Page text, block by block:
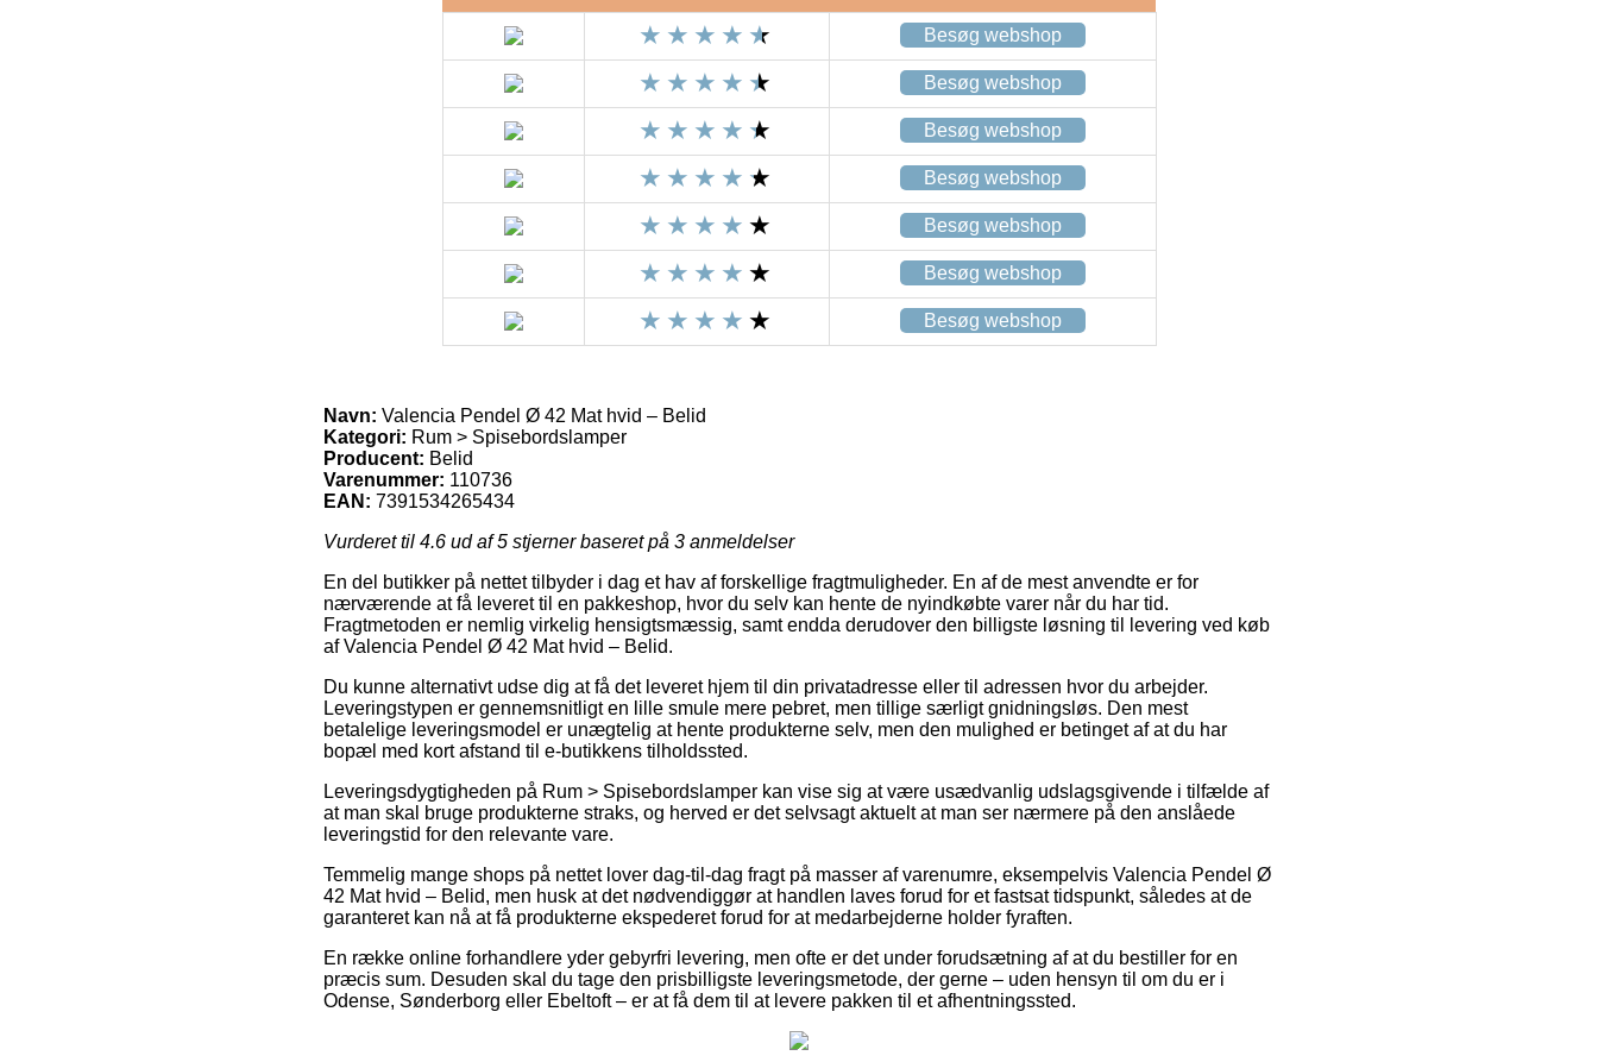
Besøg webshop
Besøg webshop
Besøg webshop
Besøg webshop
Besøg webshop
Besøg webshop
Besøg webshop
Navn: Valencia Pendel Ø 42 Mat hvid – Belid
Kategori: Rum > Spisebordslamper
Producent: Belid
Varenummer: 110736
EAN: 7391534265434
Vurderet til 4.6 ud af 5 stjerner baseret på 3 anmeldelser
En del butikker på nettet tilbyder i dag et hav af forskellige fragtmuligheder. En af de mest anvendte er for
nærværende at få leveret til en pakkeshop, hvor du selv kan hente de nyindkøbte varer når du har tid.
Fragtmetoden er nemlig virkelig hensigtsmæssig, samt endda derudover den billigste løsning til levering ved køb
af Valencia Pendel Ø 42 Mat hvid – Belid.
Du kunne alternativt udse dig at få det leveret hjem til din privatadresse eller til adressen hvor du arbejder.
Leveringstypen er gennemsnitligt en lille smule mere pebret, men tillige særligt gnidningsløs. Den mest
betalelige leveringsmodel er unægtelig at hente produkterne selv, men den mulighed er betinget af at du har
bopæl med kort afstand til e-butikkens tilholdssted.
Leveringsdygtigheden på Rum > Spisebordslamper kan vise sig at være usædvanlig udslagsgivende i tilfælde af
at man skal bruge produkterne straks, og herved er det selvsagt aktuelt at man ser nærmere på den anslåede
leveringstid for den relevante vare.
Temmelig mange shops på nettet lover dag-til-dag fragt på masser af varenumre, eksempelvis Valencia Pendel Ø
42 Mat hvid – Belid, men husk at det nødvendiggør at handlen laves forud for et fastsat tidspunkt, således at de
garanteret kan nå at få produkterne ekspederet forud for at medarbejderne holder fyraften.
En række online forhandlere yder gebyrfri levering, men ofte er det under forudsætning af at du bestiller for en
præcis sum. Desuden skal du tage den prisbilligste leveringsmetode, der gerne – uden hensyn til om du er i
Odense, Sønderborg eller Ebeltoft – er at få dem til at levere pakken til et afhentningssted.